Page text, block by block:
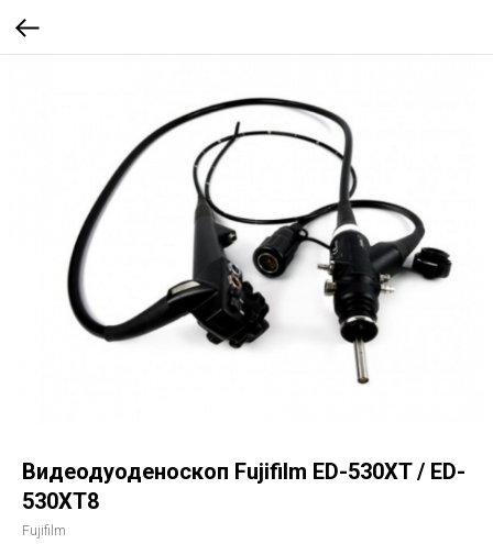
Видеодуоденоскоп Fujifilm ED-530XT / ED-
530XT8
Fujifilm